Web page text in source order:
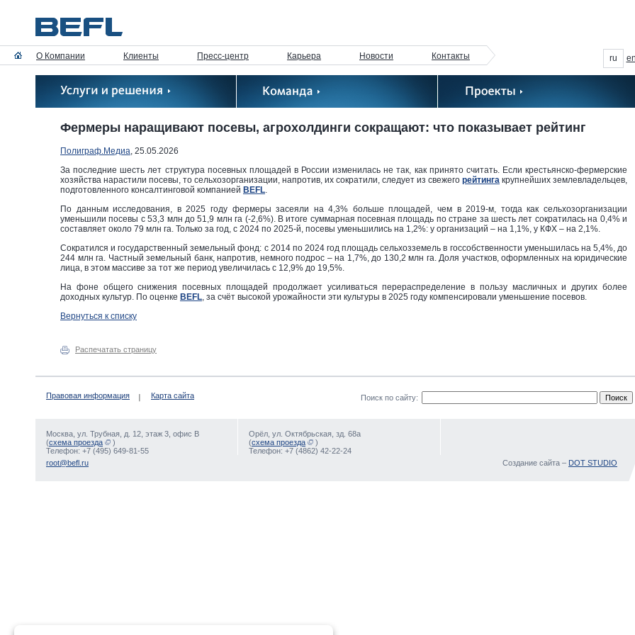
О Компании Клиенты Пресс-центр Карьера Новости Контакты ru
Фермеры наращивают посевы, агрохолдинги сокращают: что показывает рейтинг
Полиграф.Медиа, 25.05.2026
За последние шесть лет структура посевных площадей в России изменилась не так, как принято считать. Если крестьянско-фермерские
хозяйства нарастили посевы, то сельхозорганизации, напротив, их сократили, следует из свежего рейтинга крупнейших землевладельцев,
подготовленного консалтинговой компанией BEFL.
По данным исследования, в 2025 году фермеры засеяли на 4,3% больше площадей, чем в 2019-м, тогда как сельхозорганизации
уменьшили посевы с 53,3 млн до 51,9 млн га (-2,6%). В итоге суммарная посевная площадь по стране за шесть лет сократилась на 0,4% и
составляет около 79 млн га. Только за год, с 2024 по 2025-й, посевы уменьшились на 1,2%: у организаций – на 1,1%, у КФХ – на 2,1%.
Сократился и государственный земельный фонд: с 2014 по 2024 год площадь сельхозземель в госсобственности уменьшилась на 5,4%, до
244 млн га. Частный земельный банк, напротив, немного подрос – на 1,7%, до 130,2 млн га. Доля участков, оформленных на юридические
лица, в этом массиве за тот же период увеличилась с 12,9% до 19,5%.
На фоне общего снижения посевных площадей продолжает усиливаться перераспределение в пользу масличных и других более
доходных культур. По оценке BEFL, за счёт высокой урожайности эти культуры в 2025 году компенсировали уменьшение посевов.
Вернуться к списку
Распечатать страницу
Правовая информация Карта сайта Поиск по сайту:
Москва, ул. Трубная, д. 12, этаж 3, офис В
(схема проезда
)
Телефон: +7 (495) 649-81-55
Орёл, ул. Октябрьская, зд. 68а
(схема проезда
)
Телефон: +7 (4862) 42-22-24
root@befl.ru
Создание сайта – DOT STUDIO